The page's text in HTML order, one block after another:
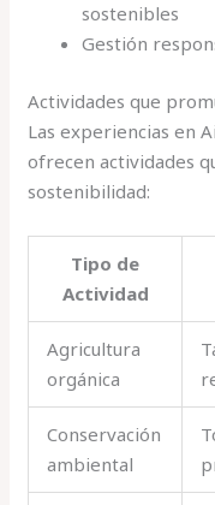
sostenibles
Gestión
Actividades que
Las experiencias en
ofrecen actividades
sostenibilidad:
Tipo de
Actividad
Agricultura
orgánica
Conservación
ambiental